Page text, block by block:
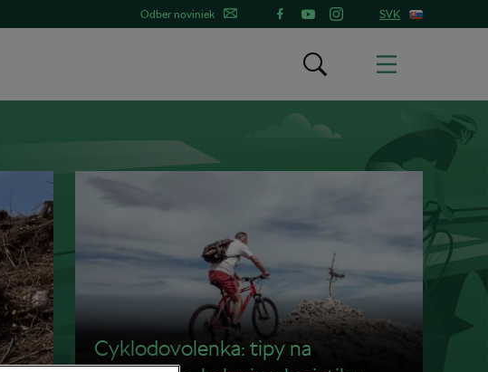
Odber noviniek SVK
Cyklodovolenka: tipy na